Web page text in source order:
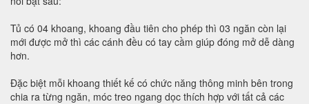
Tủ có 04 khoang, khoang đầu tiên cho phép thì 03 ngăn còn lại
mới được mở thì các cánh đều có tay cầm giúp đóng mở dễ dàng
hơn.
Đặc biệt mỗi khoang thiết kế có chức năng thông minh bên trong
chia ra từng ngăn, móc treo ngang dọc thích hợp với tất cả các